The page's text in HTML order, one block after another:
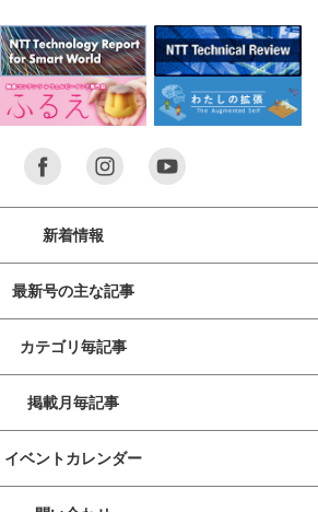
新着情報
最新号の主な記事
カテゴリ毎記事
掲載月毎記事
イベントカレンダー